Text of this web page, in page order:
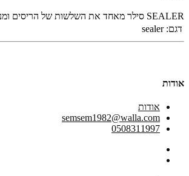
SEALER סילר מאחד את השלשות של הריסים ומנטרל דביקויות .
דגם: sealer
אודות
אודות
semsem1982@walla.com
0508311997